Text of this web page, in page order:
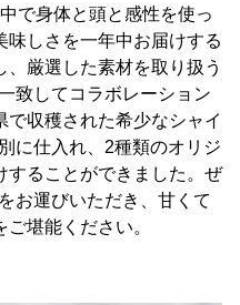
で身体と頭と感性を使っ
しさを一年中お届けする
、厳選した素材を取り扱う
致してコラボレーション
収穫された希少なシャイ
に仕入れ、2種類のオリジ
することができました。ぜ
お運びいただき、甘くて
堪能ください。